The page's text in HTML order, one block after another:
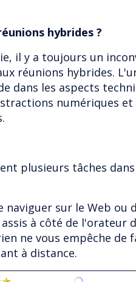
hybrides ?
il y a toujours un
réunions hybrides.
dans les aspects
numériques et
plusieurs tâches
sur le Web ou
à côté de l'orateur
ne vous empêche de
à distance.